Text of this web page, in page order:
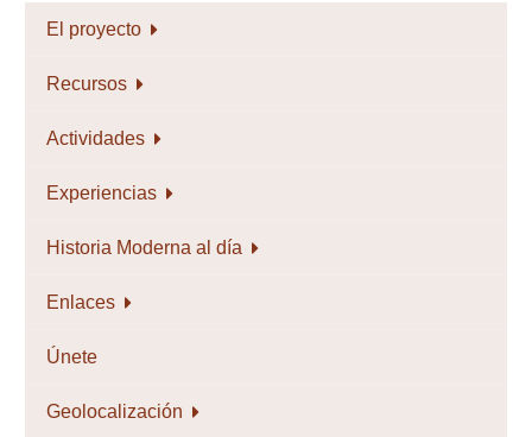
El proyecto
Recursos
Actividades
Experiencias
Historia Moderna al día
Enlaces
Únete
Geolocalización